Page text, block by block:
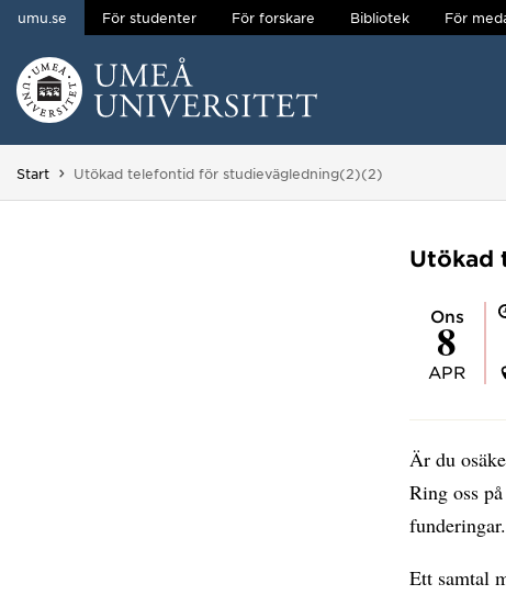
Hoppa direkt till innehållet
umu.se För studenter För forskare Bibliotek För
Start Du är här:
Utökad telefontid för studievägledning(2)(2)
Utökad
ons
8
APR
Är du
Ring oss
Ett samtal